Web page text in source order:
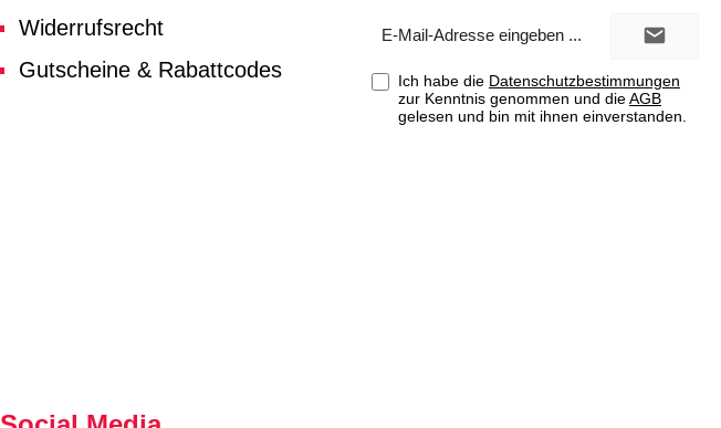
Widerrufsrecht
Gutscheine & Rabattcodes
Mail-
Ich habe die Datenschutzbestimmungen
zur Kenntnis genommen und dieAGB
gelesen und bin mit ihnen einverstanden.